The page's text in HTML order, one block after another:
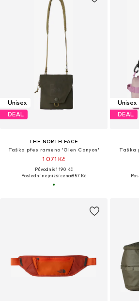
Unisex
DEAL
THE NORTH FACE
Taška přes rameno 'Glen Canyon'
1 071 Kč
Původně: 1 190 Kč
Poslední nejnižší cena:857 Kč
Unisex
DEAL
Taška